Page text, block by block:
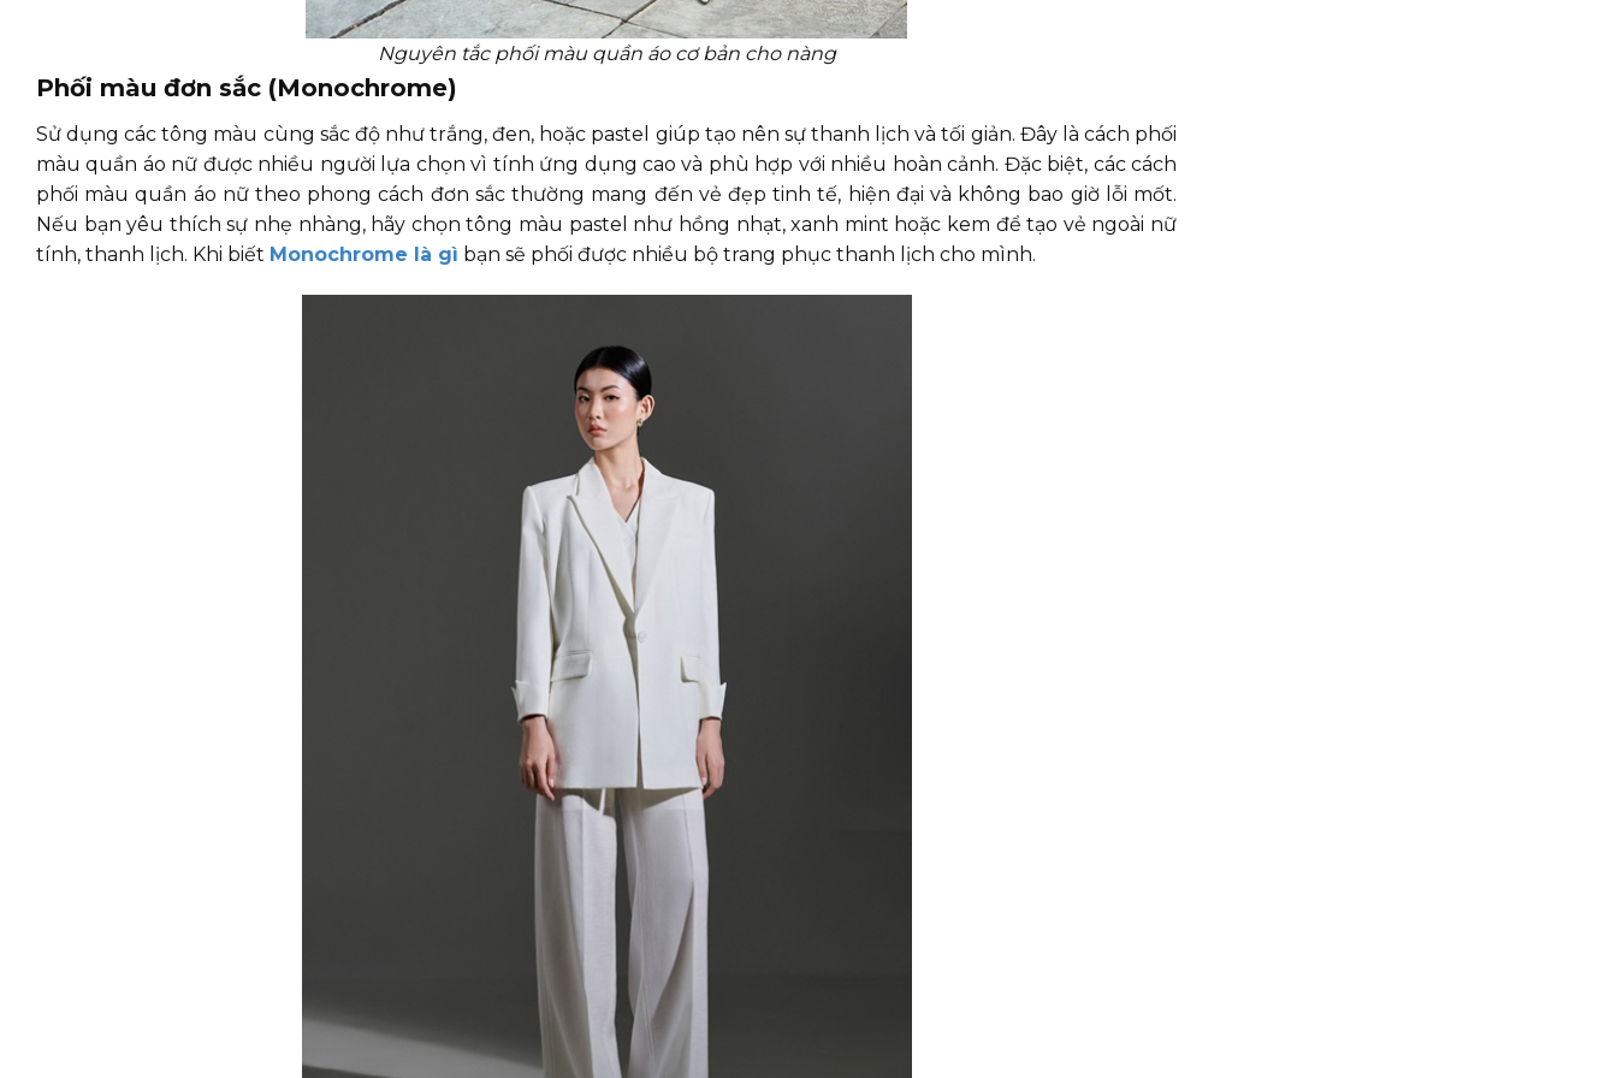
Nguyên tắc phối màu quần áo cơ bản cho nàng
Phối màu đơn sắc (Monochrome)
Sử dụng các tông màu cùng sắc độ như trắng, đen, hoặc pastel giúp tạo nên sự thanh lịch và tối giản. Đây là cách phối
màu quần áo nữ được nhiều người lựa chọn vì tính ứng dụng cao và phù hợp với nhiều hoàn cảnh. Đặc biệt, các cách
phối màu quần áo nữ theo phong cách đơn sắc thường mang đến vẻ đẹp tinh tế, hiện đại và không bao giờ lỗi mốt.
Nếu bạn yêu thích sự nhẹ nhàng, hãy chọn tông màu pastel như hồng nhạt, xanh mint hoặc kem để tạo vẻ ngoài nữ
tính, thanh lịch. Khi biết Monochrome là gì bạn sẽ phối được nhiều bộ trang phục thanh lịch cho mình.